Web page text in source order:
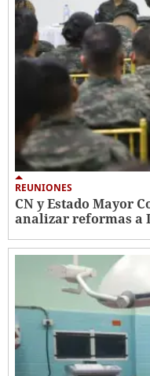
REUNIONES
CN y Estado Mayor
analizar reformas a